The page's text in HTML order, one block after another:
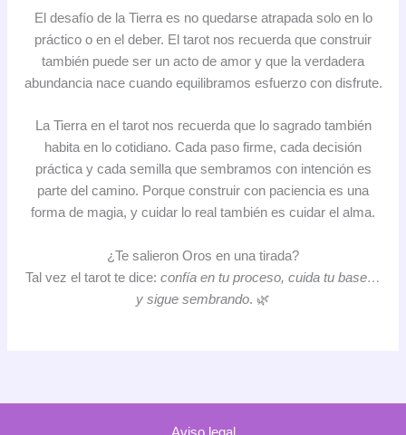
El desafío de la Tierra es no quedarse atrapada solo en lo
práctico o en el deber. El tarot nos recuerda que construir
también puede ser un acto de amor y que la verdadera
abundancia nace cuando equilibramos esfuerzo con disfrute.
La Tierra en el tarot nos recuerda que lo sagrado también
habita en lo cotidiano. Cada paso firme, cada decisión
práctica y cada semilla que sembramos con intención es
parte del camino. Porque construir con paciencia es una
forma de magia, y cuidar lo real también es cuidar el alma.
¿Te salieron Oros en una tirada?
Tal vez el tarot te dice: confía en tu proceso, cuida tu base…
y sigue sembrando. 🌿